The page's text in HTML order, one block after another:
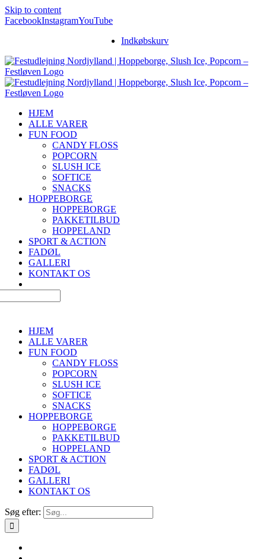
Skip to content
FacebookInstagramYouTube
Indkøbskurv
HJEM
ALLE VARER
FUN FOOD
CANDY FLOSS
POPCORN
SLUSH ICE
SOFTICE
SNACKS
HOPPEBORGE
HOPPEBORGE
PAKKETILBUD
HOPPELAND
SPORT & ACTION
FADØL
GALLERI
KONTAKT OS
HJEM
ALLE VARER
FUN FOOD
CANDY FLOSS
POPCORN
SLUSH ICE
SOFTICE
SNACKS
HOPPEBORGE
HOPPEBORGE
PAKKETILBUD
HOPPELAND
SPORT & ACTION
FADØL
GALLERI
KONTAKT OS
Søg efter: